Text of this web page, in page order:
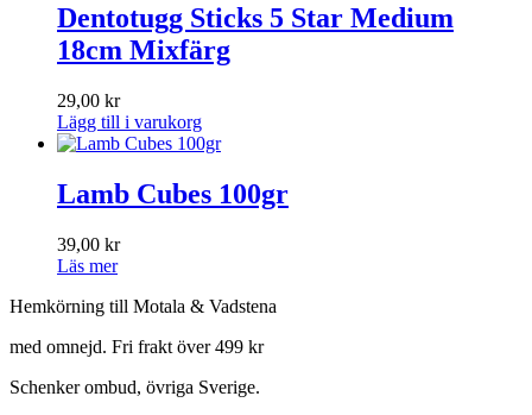
Dentotugg Sticks 5 Star Medium
18cm Mixfärg
29,00 kr
Lägg till i varukorg
Lamb Cubes 100gr
39,00 kr
Läs mer
Hemkörning till Motala & Vadstena
med omnejd. Fri frakt över 499 kr
Schenker ombud, övriga Sverige.